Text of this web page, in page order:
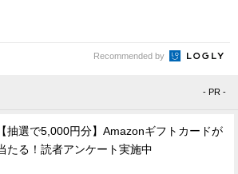
Recommended by
- PR -
【抽選で5,000円分】Amazonギフトカードが
たる！読者アンケート実施中